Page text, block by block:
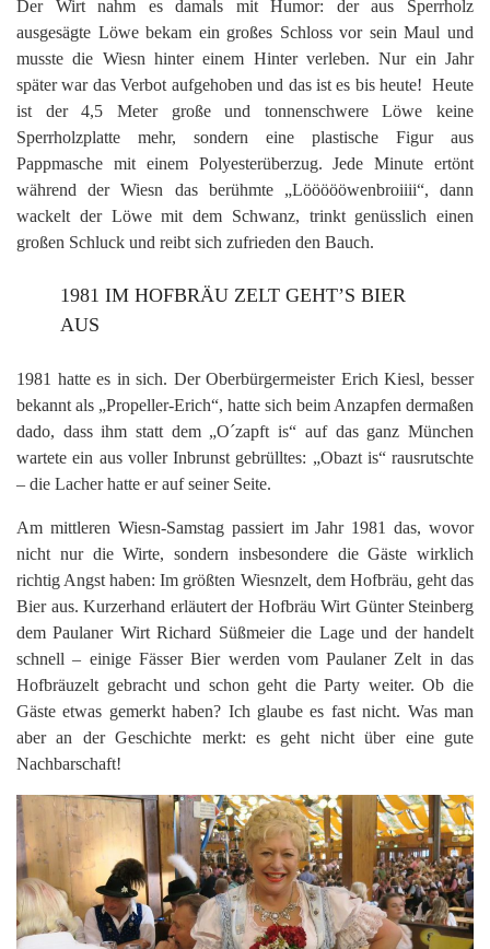
Der Wirt nahm es damals mit Humor: der aus Sperrholz
ausgesägte Löwe bekam ein großes Schloss vor sein Maul und
musste die Wiesn hinter einem Hinter verleben. Nur ein Jahr
später war das Verbot aufgehoben und das ist es bis heute! Heute
ist der 4,5 Meter große und tonnenschwere Löwe keine
Sperrholzplatte mehr, sondern eine plastische Figur aus
Pappmasche mit einem Polyesterüberzug. Jede Minute ertönt
während der Wiesn das berühmte „Löööööwenbroiiii“, dann
wackelt der Löwe mit dem Schwanz, trinkt genüsslich einen
großen Schluck und reibt sich zufrieden den Bauch.
1981 IM HOFBRÄU ZELT GEHT’S BIER
AUS
1981 hatte es in sich. Der Oberbürgermeister Erich Kiesl, besser
bekannt als „Propeller-Erich“, hatte sich beim Anzapfen dermaßen
dado, dass ihm statt dem „O´zapft is“ auf das ganz München
wartete ein aus voller Inbrunst gebrülltes: „Obazt is“ rausrutschte
– die Lacher hatte er auf seiner Seite.
Am mittleren Wiesn-Samstag passiert im Jahr 1981 das, wovor
nicht nur die Wirte, sondern insbesondere die Gäste wirklich
richtig Angst haben: Im größten Wiesnzelt, dem Hofbräu, geht das
Bier aus. Kurzerhand erläutert der Hofbräu Wirt Günter Steinberg
dem Paulaner Wirt Richard Süßmeier die Lage und der handelt
schnell – einige Fässer Bier werden vom Paulaner Zelt in das
Hofbräuzelt gebracht und schon geht die Party weiter. Ob die
Gäste etwas gemerkt haben? Ich glaube es fast nicht. Was man
aber an der Geschichte merkt: es geht nicht über eine gute
Nachbarschaft!